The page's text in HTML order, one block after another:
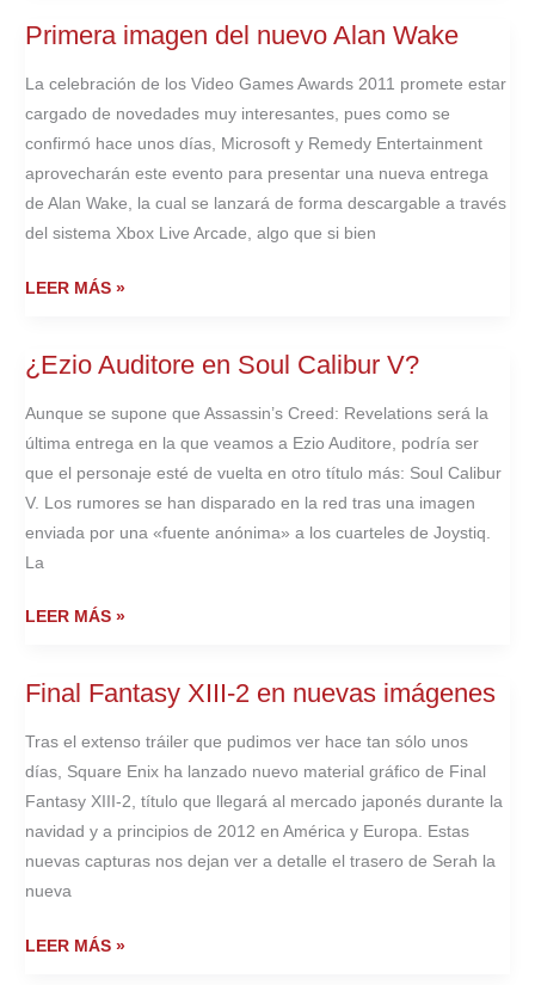
OF
DUTY
MW3
Primera imagen del nuevo Alan Wake
La celebración de los Video Games Awards 2011 promete estar
cargado de novedades muy interesantes, pues como se
confirmó hace unos días, Microsoft y Remedy Entertainment
aprovecharán este evento para presentar una nueva entrega
de Alan Wake, la cual se lanzará de forma descargable a través
del sistema Xbox Live Arcade, algo que si bien
PRIMERA
NUEVO
ALAN
WAKE
LEER MÁS »
¿Ezio Auditore en Soul Calibur V?
Aunque se supone que Assassin’s Creed: Revelations será la
última entrega en la que veamos a Ezio Auditore, podría ser
que el personaje esté de vuelta en otro título más: Soul Calibur
V. Los rumores se han disparado en la red tras una imagen
enviada por una «fuente anónima» a los cuarteles de Joystiq.
La
¿EZIO
SOUL
CALIBUR
V?
LEER MÁS »
Final Fantasy XIII-2 en nuevas imágenes
Tras el extenso tráiler que pudimos ver hace tan sólo unos
días, Square Enix ha lanzado nuevo material gráfico de Final
Fantasy XIII-2, título que llegará al mercado japonés durante la
navidad y a principios de 2012 en América y Europa. Estas
nuevas capturas nos dejan ver a detalle el trasero de Serah la
nueva
FINAL
LEER MÁS »